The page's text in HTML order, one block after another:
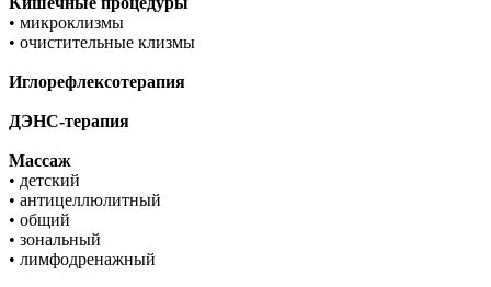
• микроклизмы
• очистительные клизмы
Иглорефлексотерапия
ДЭНС-терапия
Массаж
• детский
• антицеллюлитный
• общий
• зональный
• лимфодренажный